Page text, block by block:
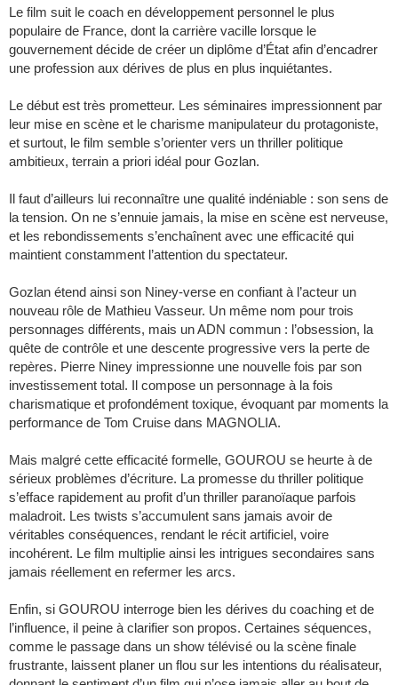
Le film suit le coach en développement personnel le plus
populaire de France, dont la carrière vacille lorsque le
gouvernement décide de créer un diplôme d’État afin d’encadrer
une profession aux dérives de plus en plus inquiétantes.
Le début est très prometteur. Les séminaires impressionnent par
leur mise en scène et le charisme manipulateur du protagoniste,
et surtout, le film semble s’orienter vers un thriller politique
ambitieux, terrain a priori idéal pour Gozlan.
Il faut d’ailleurs lui reconnaître une qualité indéniable : son sens de
la tension. On ne s’ennuie jamais, la mise en scène est nerveuse,
et les rebondissements s’enchaînent avec une efficacité qui
maintient constamment l’attention du spectateur.
Gozlan étend ainsi son Niney-verse en confiant à l’acteur un
nouveau rôle de Mathieu Vasseur. Un même nom pour trois
personnages différents, mais un ADN commun : l’obsession, la
quête de contrôle et une descente progressive vers la perte de
repères. Pierre Niney impressionne une nouvelle fois par son
investissement total. Il compose un personnage à la fois
charismatique et profondément toxique, évoquant par moments la
performance de Tom Cruise dans MAGNOLIA.
Mais malgré cette efficacité formelle, GOUROU se heurte à de
sérieux problèmes d’écriture. La promesse du thriller politique
s’efface rapidement au profit d’un thriller paranoïaque parfois
maladroit. Les twists s’accumulent sans jamais avoir de
véritables conséquences, rendant le récit artificiel, voire
incohérent. Le film multiplie ainsi les intrigues secondaires sans
jamais réellement en refermer les arcs.
Enfin, si GOUROU interroge bien les dérives du coaching et de
l’influence, il peine à clarifier son propos. Certaines séquences,
comme le passage dans un show télévisé ou la scène finale
frustrante, laissent planer un flou sur les intentions du réalisateur,